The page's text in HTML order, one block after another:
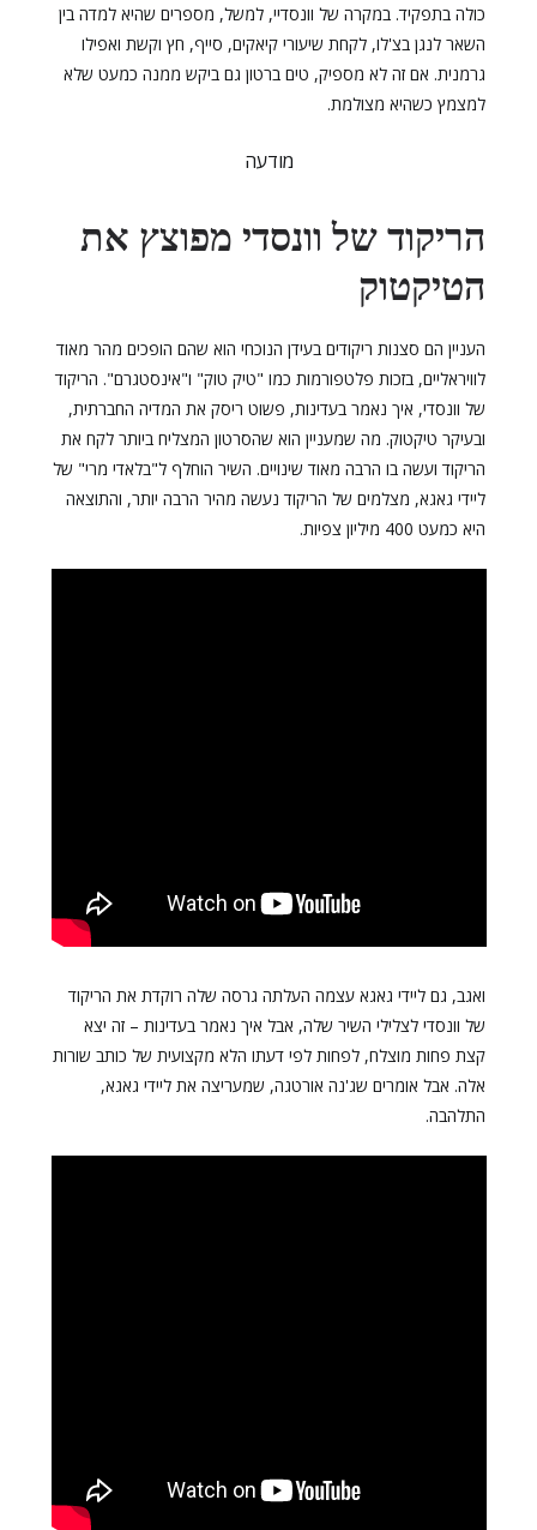
כולה בתפקיד. במקרה של וונסדיי, למשל, מספרים שהיא למדה בין
השאר לנגן בצ'לו, לקחת שיעורי קיאקים, סייף, חץ וקשת ואפילו
גרמנית. אם זה לא מספיק, טים ברטון גם ביקש ממנה כמעט שלא
למצמץ כשהיא מצולמת.
מודעה
הריקוד של וונסדי מפוצץ את
הטיקטוק
העניין הם סצנות ריקודים בעידן הנוכחי הוא שהם הופכים מהר מאוד
לוויראליים, בזכות פלטפורמות כמו "טיק טוק" ו"אינסטגרם". הריקוד
של וונסדי, איך נאמר בעדינות, פשוט ריסק את המדיה החברתית,
ובעיקר טיקטוק. מה שמעניין הוא שהסרטון המצליח ביותר לקח את
הריקוד ועשה בו הרבה מאוד שינויים. השיר הוחלף ל"בלאדי מרי" של
ליידי גאגא, מצלמים של הריקוד נעשה מהיר הרבה יותר, והתוצאה
היא כמעט 400 מיליון צפיות.
ואגב, גם ליידי גאגא עצמה העלתה גרסה שלה רוקדת את הריקוד
של וונסדי לצלילי השיר שלה, אבל איך נאמר בעדינות – זה יצא
קצת פחות מוצלח, לפחות לפי דעתו הלא מקצועית של כותב שורות
אלה. אבל אומרים שג'נה אורטגה, שמעריצה את ליידי גאגא,
התלהבה.